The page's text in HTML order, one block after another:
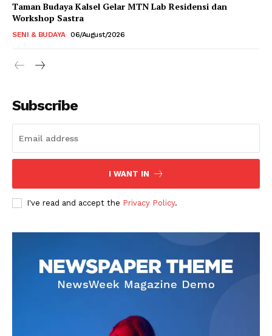
Taman Budaya Kalsel Gelar MTN Lab Residensi dan
Workshop Sastra
SENI & BUDAYA 06/August/2026
Subscribe
I WANT IN
I've read and accept the Privacy Policy.